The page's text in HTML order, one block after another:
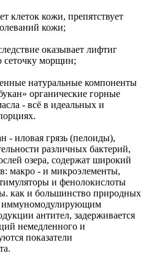
клеток кожи, препятствует
кожи;
оказывает лифтиг
сеточку морщин;
натуральные компоненты
органические горные
- всё в идеальных и
- иловая грязь (пелоиды),
различных бактерий,
озера, содержат широкий
макро - и микроэлементы,
и фенолокислоты
как и большинство природных
иммуномодулирующим
антител, задерживается
немедленного и
показатели